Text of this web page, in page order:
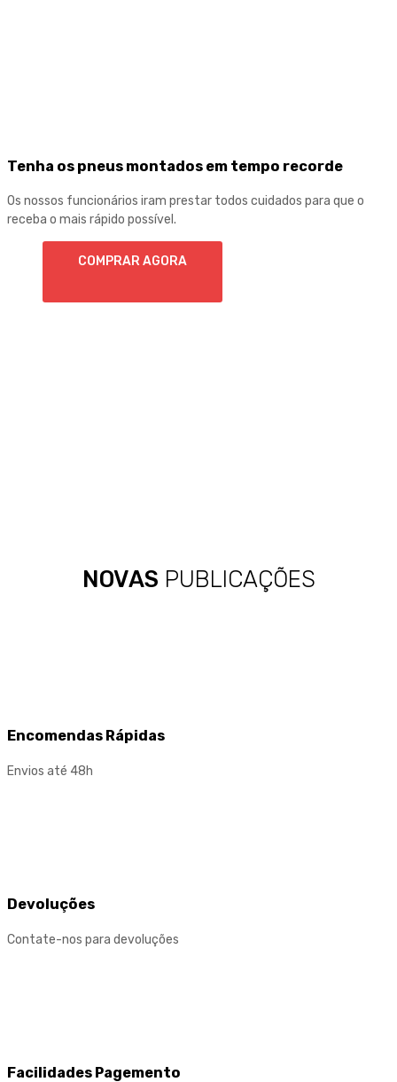
Tenha os pneus montados em tempo recorde
Os nossos funcionários iram prestar todos cuidados para que o
receba o mais rápido possível.
Poupe até 50€
Compre 4 Michelin e poupe 75€ de imediato
COMPRAR AGORA
NOVAS PUBLICAÇÕES
Encomendas Rápidas
Envios até 48h
Devoluções
Contate-nos para devoluções
Facilidades Pagemento